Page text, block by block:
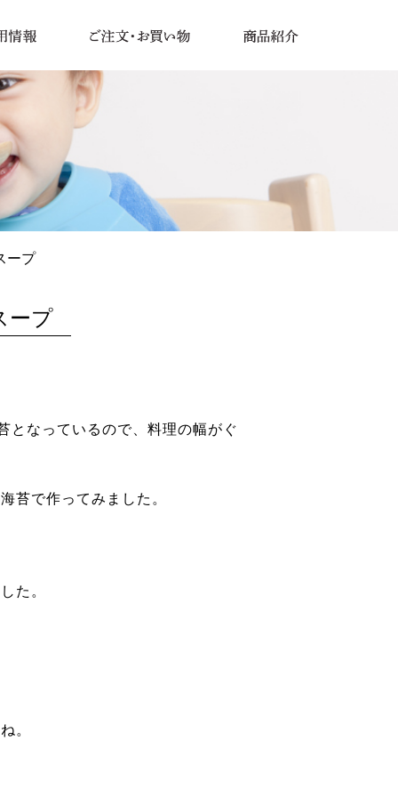
ープ
ープ
となっているので、料理の幅がぐ
苔で作ってみました。
た。
。